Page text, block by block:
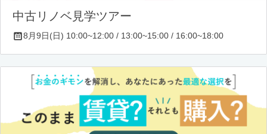
中古リノベ見学ツアー
8月9日(日) 10:00~12:00 / 13:00~15:00 / 16:00~18:00